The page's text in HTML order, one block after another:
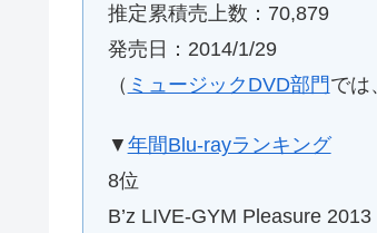
推定累積売上数：70,879
発売日：2014/1/29
（ ミュージックDVD部門 では
▼ 年間Blu-rayランキング
8位
B’z LIVE-GYM Pleasure